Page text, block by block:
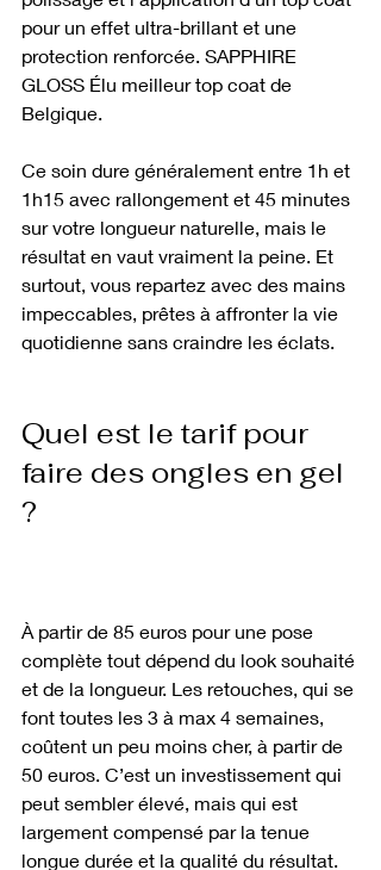
pour un effet ultra-brillant et une
protection renforcée. SAPPHIRE
GLOSS Élu meilleur top coat de
Belgique.
Ce soin dure généralement entre 1h et
1h15 avec rallongement et 45 minutes
sur votre longueur naturelle, mais le
résultat en vaut vraiment la peine. Et
surtout, vous repartez avec des mains
impeccables, prêtes à affronter la vie
quotidienne sans craindre les éclats.
Quel est le tarif pour
faire des ongles en gel
?
À partir de 85 euros pour une pose
complète tout dépend du look souhaité
et de la longueur. Les retouches, qui se
font toutes les 3 à max 4 semaines,
coûtent un peu moins cher, à partir de
50 euros. C’est un investissement qui
peut sembler élevé, mais qui est
largement compensé par la tenue
longue durée et la qualité du résultat.